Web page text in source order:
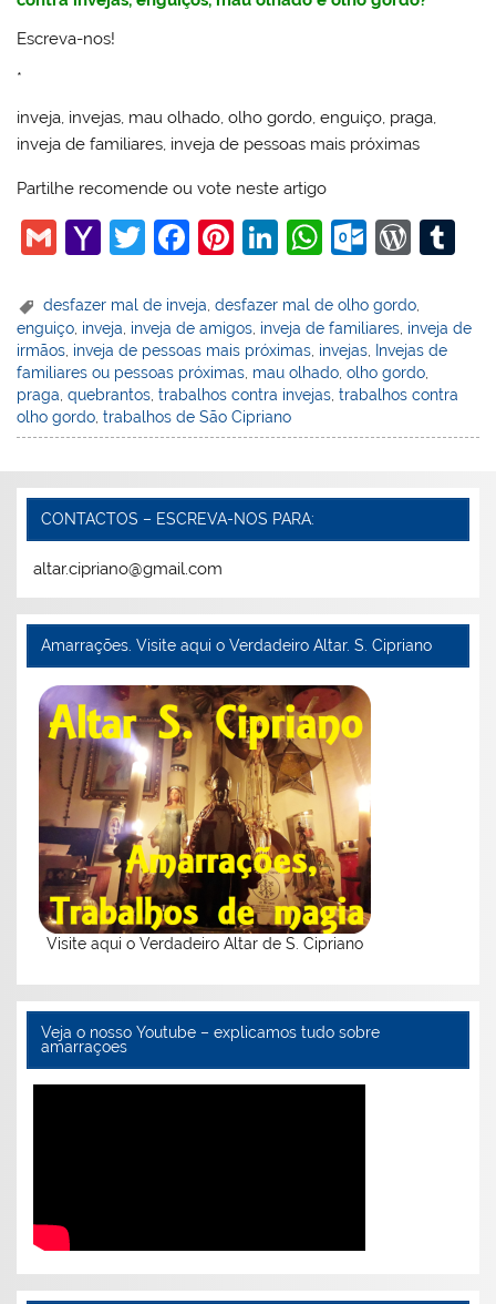
Escreva-nos!
*
inveja, invejas, mau olhado, olho gordo, enguiço, praga,
inveja de familiares, inveja de pessoas mais próximas
Partilhe recomende ou vote neste artigo
G
ai
l
Y
h
o
o
M
ai
T
itt
er
F
c
e
b
o
o
Pi
er
e
st
Li
k
e
dI
n
W
at
s
A
p
p
O
lo
o
k.
c
o
W
d
Pr
e
ss
bl
desfazer mal de inveja ,desfazer mal de olho gordo
enguiço, inveja, inveja de amigos, inveja de familiares, inveja de
irmãos, inveja de pessoas mais próximas, invejas, Invejas de
familiares ou pessoas próximas, mau olhado,olho gordo,
praga,quebrantos,trabalhos contra invejas,trabalhos contra
olho gordo,trabalhos de São Cipriano
CONTACTOS – ESCREVA-NOS PARA:
altar.cipriano@gmail.com
Amarrações. Visite aqui o Verdadeiro Altar. S. Cipriano
Visite aqui o Verdadeiro Altar de S. Cipriano
Veja o nosso Youtube – explicamos tudo sobre
amarraçoes